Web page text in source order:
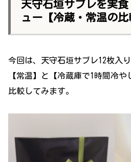
天守石垣サブレを実
ュー【冷蔵・常温の比
今回は、天守石垣サブレ12枚入
【常温】と【冷蔵庫で1時間冷
比較してみます。